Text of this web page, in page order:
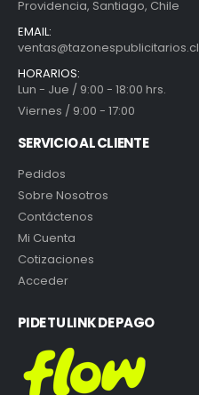
Providencia, Santiago, Chile
EMAIL:
ventas@tazonespublicitarios.cl
HORARIOS:
Lun - Jue / 9:00 - 18:00 hrs.
Viernes / 9:00 - 17:00
SERVICIO AL CLIENTE
Pedidos
Sobre Nosotros
Contáctenos
Mi Cuenta
Cotizaciones
Acceder
PIDE TU LINK DE PAGO